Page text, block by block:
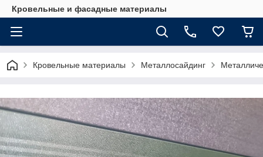
Кровельные и фасадные материалы
Кровельные материалы Металлосайдинг